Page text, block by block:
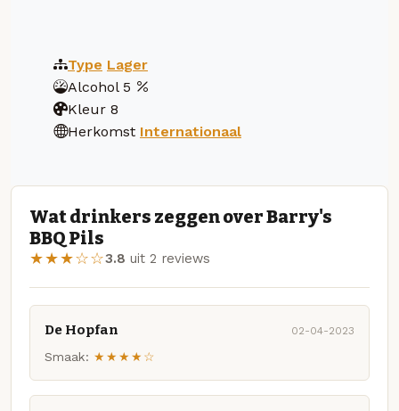
Type Lager
Alcohol 5
Kleur 8
Herkomst Internationaal
Wat drinkers zeggen over Barry's
BBQ Pils
★★★☆☆3.8 uit 2 reviews
De Hopfan 02-04-2023
Smaak: ★★★★☆